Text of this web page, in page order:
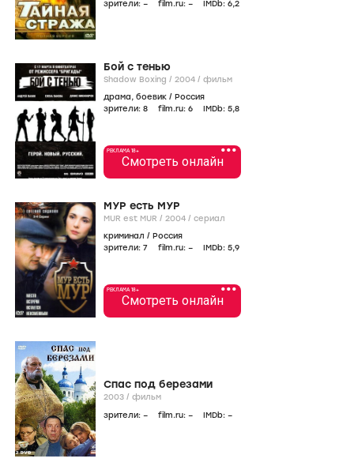
зрители: – film.ru: – IMDb: 6,2
Бой с тенью
Shadow Boxing / 2004 / фильм
драма, боевик / Россия
зрители: 8 film.ru: 6 IMDb: 5,8
•••
РЕКЛАМА 18+
Смотреть онлайн
МУР есть МУР
MUR est MUR / 2004 / сериал
криминал / Россия
зрители: 7 film.ru: – IMDb: 5,9
•••
РЕКЛАМА 18+
Смотреть онлайн
Спас под березами
2003 / фильм
зрители: – film.ru: – IMDb: –